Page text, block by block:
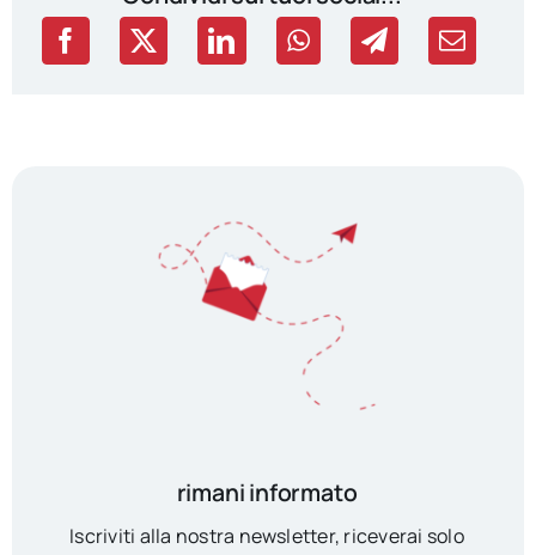
rimani informato
Iscriviti alla nostra newsletter, riceverai solo